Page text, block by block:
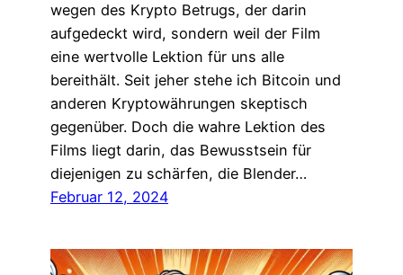
wegen des Krypto Betrugs, der darin
aufgedeckt wird, sondern weil der Film
eine wertvolle Lektion für uns alle
bereithält. Seit jeher stehe ich Bitcoin und
anderen Kryptowährungen skeptisch
gegenüber. Doch die wahre Lektion des
Films liegt darin, das Bewusstsein für
diejenigen zu schärfen, die Blender…
Februar 12, 2024